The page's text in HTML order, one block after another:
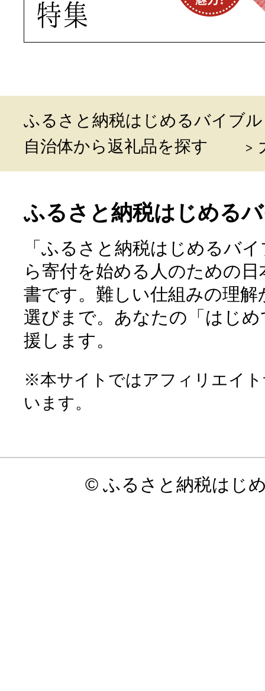
ふるさと納税はじめるバイブル
自治体から返礼品を探す
ふるさと納税はじめる
「ふるさと納税はじめるバ
ら寄付を始める人のための
書です。難しい仕組みの理
選びまで。あなたの「はじ
援します。
※本サイトではアフィリエイ
います。
© ふるさと納税はじ